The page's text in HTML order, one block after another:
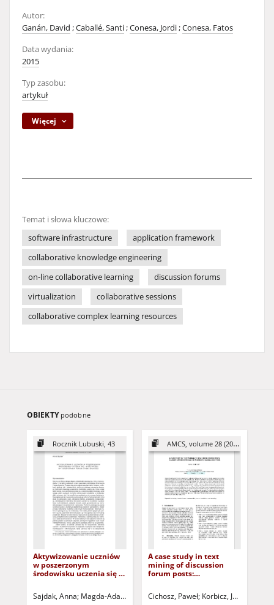
Autor:
Ganán, David ;Caballé, Santi;Conesa, Jordi;Conesa, Fatos
Data wydania:
2015
Typ zasobu:
artykuł
Więcej
Temat i słowa kluczowe:
software infrastructure
application framework
collaborative knowledge engineering
on-line collaborative learning
discussion forums
virtualization
collaborative sessions
collaborative complex learning resources
OBIEKTY podobne
Rocznik Lubuski, 43
Aktywizowanie uczniów
w poszerzonym
środowisku uczenia się -
dyskusyjnego =
Sajdak, Anna Magda-Adamowicz, Marzenna - red. Pasterniak-
AMCS, volume 28 (2018)
A case study in text
mining of discussion
forum posts:
Cichosz, Paweł Korbicz, Józef (1951-